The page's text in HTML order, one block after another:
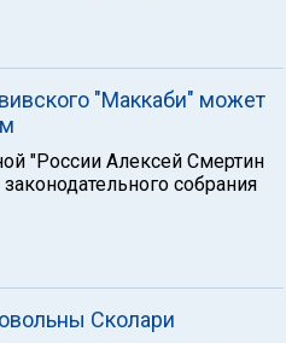
"Маккаби" может
"России Алексей Смертин
собрания
Сколари